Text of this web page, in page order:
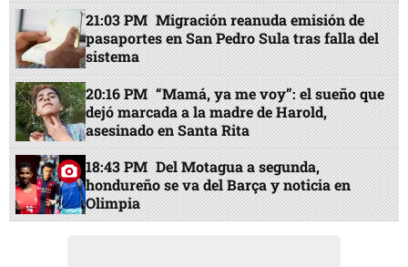
21:03 PM Migración reanuda emisión de
pasaportes en San Pedro Sula tras falla del
sistema
20:16 PM “Mamá, ya me voy”: el sueño que
dejó marcada a la madre de Harold,
asesinado en Santa Rita
18:43 PM Del Motagua a segunda,
hondureño se va del Barça y noticia en
Olimpia